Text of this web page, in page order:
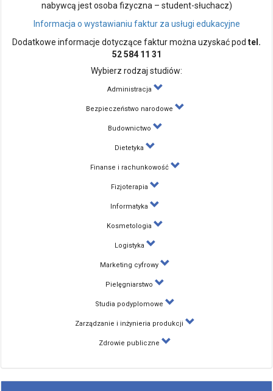
nabywcą jest osoba fizyczna – student-słuchacz)
Informacja o wystawianiu faktur za usługi edukacyjne
Dodatkowe informacje dotyczące faktur można uzyskać pod tel.
52 584 11 31
Wybierz rodzaj studiów:
Administracja
Bezpieczeństwo narodowe
Budownictwo
Dietetyka
Finanse i rachunkowość
Fizjoterapia
Informatyka
Kosmetologia
Logistyka
Marketing cyfrowy
Pielęgniarstwo
Studia podyplomowe
Zarządzanie i inżynieria produkcji
Zdrowie publiczne